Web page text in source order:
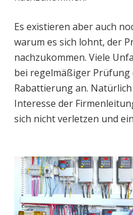
Es existieren aber auch
warum es sich lohnt, der
nachzukommen. Viele
bei regelmäßiger
Rabattierung an.
Interesse der
sich nicht verletzen und